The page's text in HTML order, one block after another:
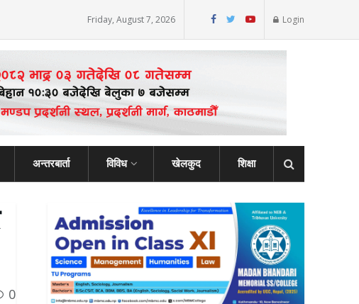
Friday, August 7, 2026 Login
अन्तरबार्ता विविध खेलकुद शिक्षा
0